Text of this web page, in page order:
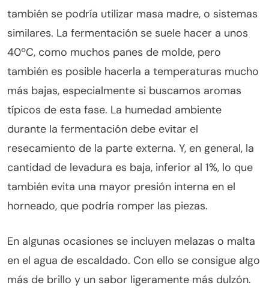
también se podría utilizar masa madre, o sistemas
similares. La fermentación se suele hacer a unos
40ºC, como muchos panes de molde, pero
también es posible hacerla a temperaturas mucho
más bajas, especialmente si buscamos aromas
típicos de esta fase. La humedad ambiente
durante la fermentación debe evitar el
resecamiento de la parte externa. Y, en general, la
cantidad de levadura es baja, inferior al 1%, lo que
también evita una mayor presión interna en el
horneado, que podría romper las piezas.
En algunas ocasiones se incluyen melazas o malta
en el agua de escaldado. Con ello se consigue algo
más de brillo y un sabor ligeramente más dulzón.